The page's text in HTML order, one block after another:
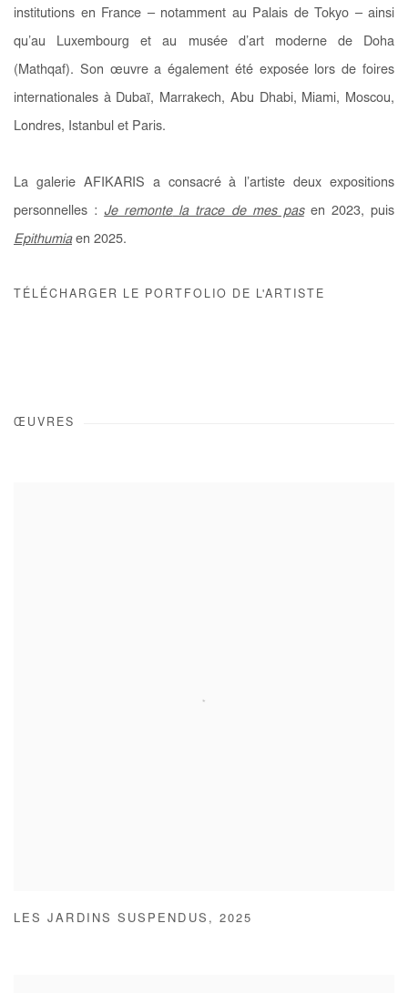
institutions en France – notamment au Palais de Tokyo – ainsi
qu’au Luxembourg et au musée d’art moderne de Doha
(Mathqaf). Son œuvre a également été exposée lors de foires
internationales à Dubaï, Marrakech, Abu Dhabi, Miami, Moscou,
Londres, Istanbul et Paris.
La galerie AFIKARIS a consacré à l’artiste deux expositions
personnelles :Je remontela trace de mes pasen 2023, puis
Epithumiaen 2025.
TÉLÉCHARGER LE PORTFOLIO DE L'ARTISTE
ŒUVRES
LES JARDINS SUSPENDUS , 2025